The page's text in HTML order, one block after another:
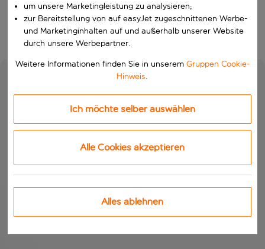
Suchen
um unsere Marketingleistung zu analysieren;
zur Bereitstellung von auf easyJet zugeschnittenen Werbe-
und Marketinginhalten auf und außerhalb unserer Website
durch unsere Werbepartner.
Weitere Informationen finden Sie in unserem Gruppen Cookie-
Hinweis.
Ich möchte selber auswählen
Alle Cookies akzeptieren
Alles ablehnen